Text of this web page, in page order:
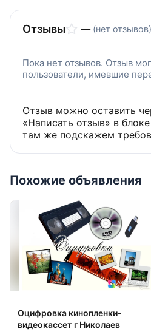
Отзывы — (нет отзывов)
Пока нет отзывов. Отзыв
пользователи, имевшие
Отзыв можно оставить
«Написать отзыв» в
там же подскажем
Похожие объявления
Оцифровка кинопленки-
видеокассет г Николаев